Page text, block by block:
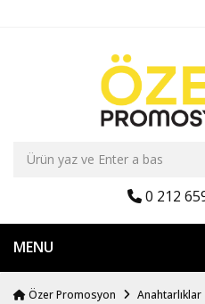
0 212
MENU
Özer Promosyon
Anahtarlıklar